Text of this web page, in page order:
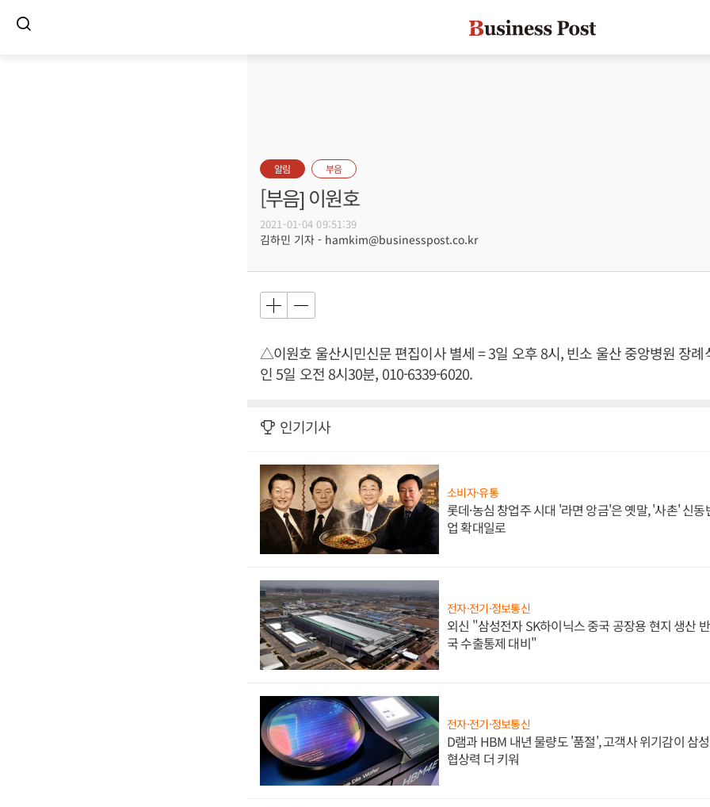
알림 부음
[부음] 이원호
2021-01-04 09:51:39
김하민 기자 - hamkim@businesspost.co.kr
△이원호 울산시민신문 편집이사 별세 = 3일 오후 8시, 빈소 울산 중앙병원 장례
인 5일 오전 8시30분, 010-6339-6020.
인기기사
소비자·유통
롯데·농심 창업주 시대 '라면 앙금'은 옛말, '사촌' 신동
업 확대일로
전자·전기·정보통신
외신 "삼성전자 SK하이닉스 중국 공장용 현지 생산
국 수출통제 대비"
전자·전기·정보통신
D램과 HBM 내년 물량도 '품절', 고객사 위기감이 삼
협상력 더 키워